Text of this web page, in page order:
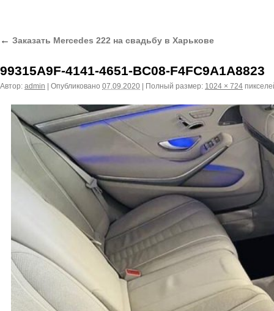
← Заказать Mercedes 222 на свадьбу в Харькове
99315A9F-4141-4651-BC08-F4FC9A1A8823
Автор: admin Опубликовано 07.09.2020 Полный размер: 1024 × 724